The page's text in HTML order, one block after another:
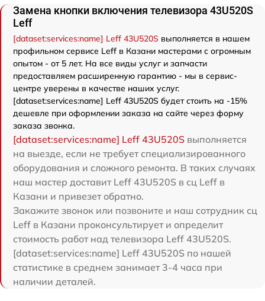
Замена кнопки включения телевизора 43U520S
Leff
[dataset:services:name] Leff 43U520S выполняется в нашем
профильном сервисе Leff в Казани мастерами с огромным
опытом - от 5 лет. На все виды услуг и запчасти
предоставляем расширенную гарантию - мы в сервис-
центре уверены в качестве наших услуг.
[dataset:services:name] Leff 43U520S будет стоить на -15%
дешевле при оформлении заказа на сайте через форму
заказа звонка.
[dataset:services:name] Leff 43U520S выполняется
на выезде, если не требует специализированного
оборудования и сложного ремонта. В таких случаях
наш мастер доставит Leff 43U520S в сц Leff в
Казани и привезет обратно.
Закажите звонок или позвоните и наш сотрудник сц
Leff в Казани проконсультирует и определит
стоимость работ над телевизора Leff 43U520S.
[dataset:services:name] Leff 43U520S по нашей
статистике в среднем занимает 3-4 часа при
наличии деталей.